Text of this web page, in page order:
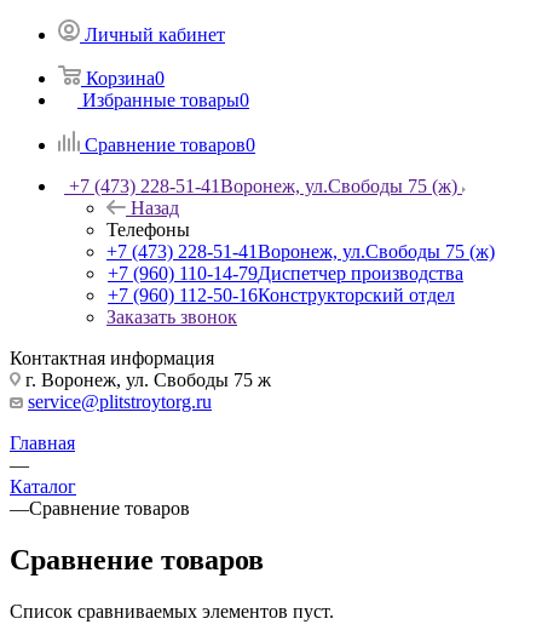
Личный кабинет
Корзина0
Избранные товары0
Сравнение товаров0
+7 (473) 228-51-41Воронеж, ул.Свободы 75 (ж)
Назад
Телефоны
+7 (473) 228-51-41Воронеж, ул.Свободы 75 (ж)
+7 (960) 110-14-79Диспетчер производства
+7 (960) 112-50-16Конструкторский отдел
Заказать звонок
Контактная информация
г. Воронеж, ул. Свободы 75 ж
service@plitstroytorg.ru
Главная
—
Каталог
—Сравнение товаров
Сравнение товаров
Список сравниваемых элементов пуст.